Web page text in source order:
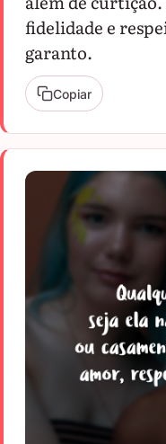
fidelidade e
garanto.
Copiar